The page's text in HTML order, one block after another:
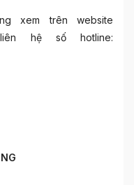
xem trên website
hệ số hotline: